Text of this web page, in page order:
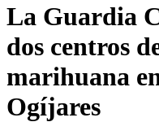
La Guardia
dos centros
marihuana
Ogíjares